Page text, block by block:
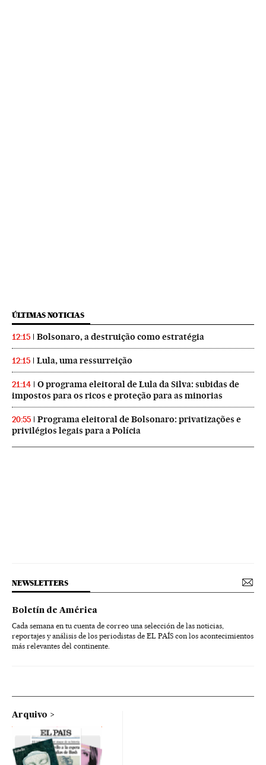
ÚLTIMAS NOTICIAS
12:15 Bolsonaro, a destruição como estratégia
12:15 Lula, uma ressurreição
21:14
O programa eleitoral de Lula da Silva: subidas de
impostos para os ricos e proteção para as minorias
20:55
Programa eleitoral de Bolsonaro: privatizações e
privilégios legais para a Polícia
NEWSLETTERS
Boletín de América
Cada semana en tu cuenta de correo una selección de las noticias,
reportajes y análisis de los periodistas de EL PAÍS con los acontecimientos
más relevantes del continente.
Arquivo